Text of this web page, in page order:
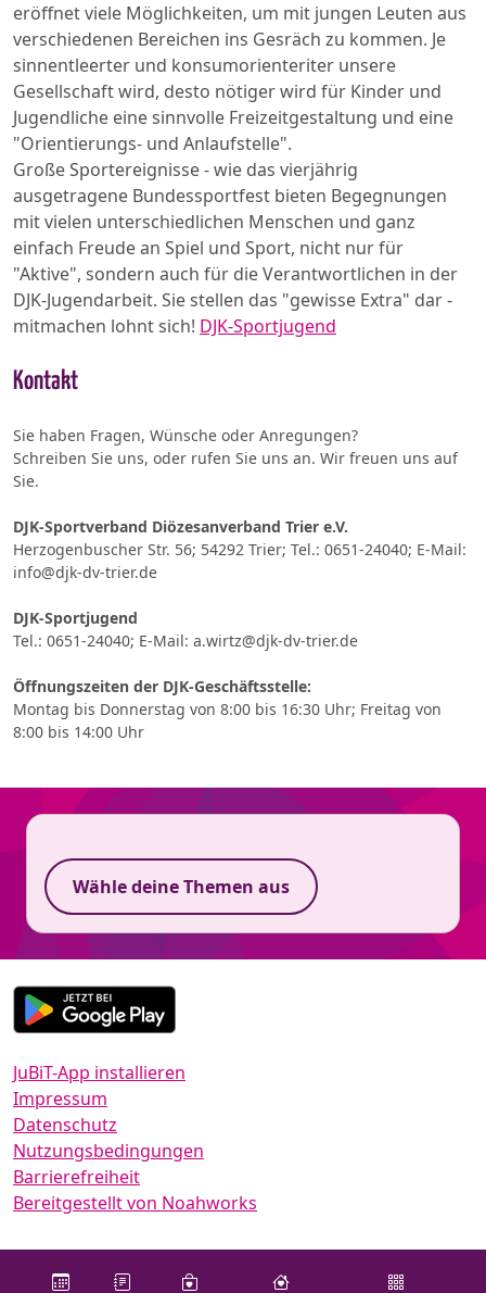
eröffnet viele Möglichkeiten, um mit jungen Leuten aus
verschiedenen Bereichen ins Gesräch zu kommen. Je
sinnentleerter und konsumorienteriter unsere
Gesellschaft wird, desto nötiger wird für Kinder und
Jugendliche eine sinnvolle Freizeitgestaltung und eine
"Orientierungs- und Anlaufstelle".
Große Sportereignisse - wie das vierjährig
ausgetragene Bundessportfest bieten Begegnungen
mit vielen unterschiedlichen Menschen und ganz
einfach Freude an Spiel und Sport, nicht nur für
"Aktive", sondern auch für die Verantwortlichen in der
DJK-Jugendarbeit. Sie stellen das "gewisse Extra" dar -
mitmachen lohnt sich! DJK-Sportjugend
Kontakt
Sie haben Fragen, Wünsche oder Anregungen?
Schreiben Sie uns, oder rufen Sie uns an. Wir freuen uns auf
Sie.
DJK-Sportverband Diözesanverband Trier e.V.
Herzogenbuscher Str. 56; 54292 Trier; Tel.: 0651-24040; E-Mail:
info@djk-dv-trier.de
DJK-Sportjugend
Tel.: 0651-24040; E-Mail: a.wirtz@djk-dv-trier.de
Öffnungszeiten der DJK-Geschäftsstelle:
Montag bis Donnerstag von 8:00 bis 16:30 Uhr; Freitag von
8:00 bis 14:00 Uhr
Wähle deine Themen aus
JuBiT-App installieren
Impressum
Datenschutz
Nutzungsbedingungen
Barrierefreiheit
Bereitgestellt von Noahworks